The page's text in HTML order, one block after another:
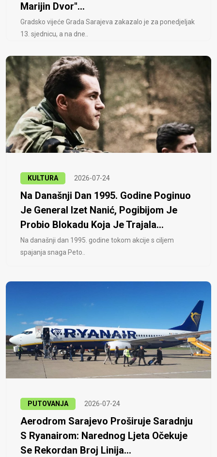
Marijin Dvor"...
Gradsko vijeće Grada Sarajeva zakazalo je za ponedjeljak
13. sjednicu, a na dne..
KULTURA 2026-07-24
Na Današnji Dan 1995. Godine Poginuo
Je General Izet Nanić, Pogibijom Je
Probio Blokadu Koja Je Trajala...
Na današnji dan 1995. godine tokom akcije s ciljem
spajanja snaga Peto..
PUTOVANJA 2026-07-24
Aerodrom Sarajevo Proširuje Saradnju
S Ryanairom: Narednog Ljeta Očekuje
Se Rekordan Broj Linija...